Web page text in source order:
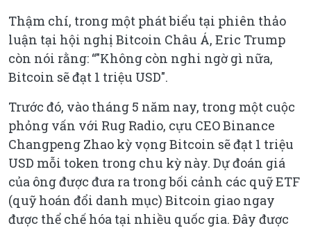
Thậm chí, trong một phát biểu tại phiên thảo
luận tại hội nghị Bitcoin Châu Á, Eric Trump
còn nói rằng: “"Không còn nghi ngờ gì nữa,
Bitcoin sẽ đạt 1 triệu USD".
Trước đó, vào tháng 5 năm nay, trong một cuộc
phỏng vấn với Rug Radio, cựu CEO Binance
Changpeng Zhao kỳ vọng Bitcoin sẽ đạt 1 triệu
USD mỗi token trong chu kỳ này. Dự đoán giá
của ông được đưa ra trong bối cảnh các quỹ ETF
(quỹ hoán đổi danh mục) Bitcoin giao ngay
được thể chế hóa tại nhiều quốc gia. Đây được